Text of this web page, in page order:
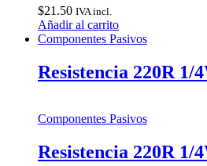
$21.50 IVA incl.
Añadir al carrito
Componentes Pasivos
Resistencia 220R 1/
Componentes Pasivos
Resistencia 220R 1/